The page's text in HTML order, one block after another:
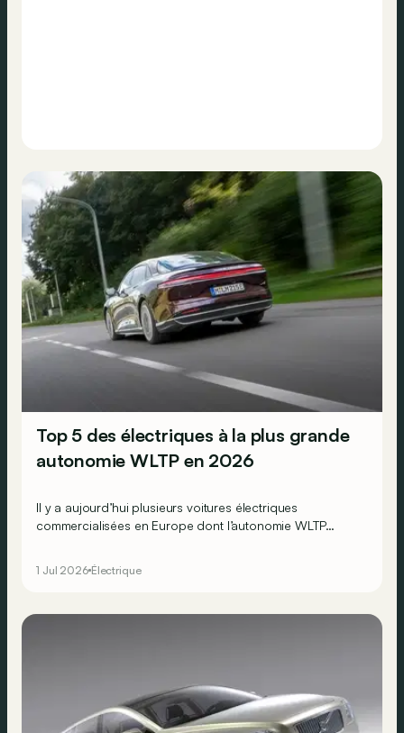
Top 5 des électriques à la plus grande
autonomie WLTP en 2026
Il y a aujourd’hui plusieurs voitures électriques
commercialisées en Europe dont l’autonomie WLTP
endurante en 2026 ?
1 Jul 2026 Électrique